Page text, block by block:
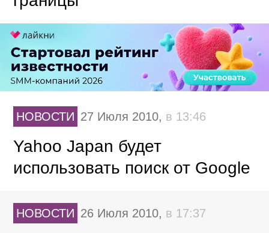
НОВОСТИ 27 Июля 2010, в 13:46
Yahoo Japan будет
использовать поиск от Google
НОВОСТИ 26 Июля 2010, в 17:37